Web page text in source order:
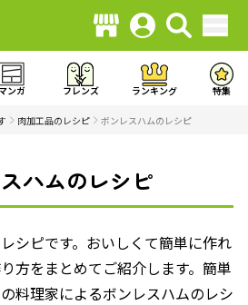
マンガ フレンズ ランキング 特集
肉加工品のレシピ ボンレスハムのレシピ
ハムのレシピ
シピです。おいしくて簡単に作れ
方をまとめてご紹介します。簡単
料理家によるボンレスハムのレシ